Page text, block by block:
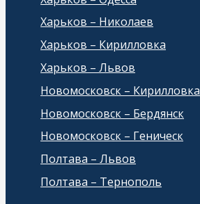
Харьков – Николаев
Харьков – Кирилловка
Харьков – Львов
Новомосковск – Кирилловка
Новомосковск – Бердянск
Новомосковск – Геническ
Полтава – Львов
Полтава – Тернополь